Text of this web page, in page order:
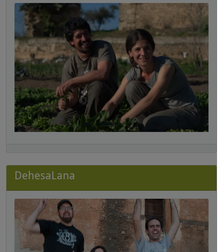
DehesaLana